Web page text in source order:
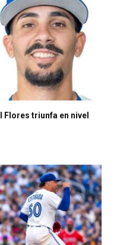
triunfa en nivel